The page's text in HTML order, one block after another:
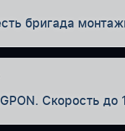
бригада
Скорость до